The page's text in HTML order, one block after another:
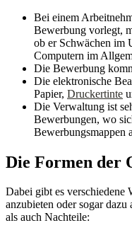
Bei einem
Bewerbung vorlegt,
ob er Schwächen im
Computern im
Die Bewerbung
Die elektronische
Papier, Druckertinte
Die Verwaltung ist
Bewerbungen, wo
Bewerbungsmappen
Die Formen der
Dabei gibt es verschiedene
anzubieten oder sogar
als auch Nachteile: